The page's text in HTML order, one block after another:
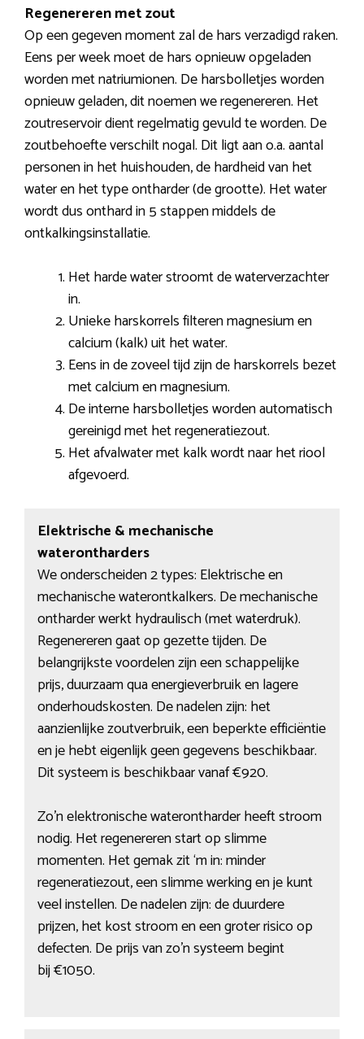
Regenereren met zout
Op een gegeven moment zal de hars verzadigd raken.
Eens per week moet de hars opnieuw opgeladen
worden met natriumionen. De harsbolletjes worden
opnieuw geladen, dit noemen we regenereren. Het
zoutreservoir dient regelmatig gevuld te worden. De
zoutbehoefte verschilt nogal. Dit ligt aan o.a. aantal
personen in het huishouden, de hardheid van het
water en het type ontharder (de grootte). Het water
wordt dus onthard in 5 stappen middels de
ontkalkingsinstallatie.
Het harde water stroomt de waterverzachter
in.
Unieke harskorrels filteren magnesium en
calcium (kalk) uit het water.
Eens in de zoveel tijd zijn de harskorrels bezet
met calcium en magnesium.
De interne harsbolletjes worden automatisch
gereinigd met het regeneratiezout.
Het afvalwater met kalk wordt naar het riool
afgevoerd.
Elektrische & mechanische
waterontharders
We onderscheiden 2 types: Elektrische en
mechanische waterontkalkers. De mechanische
ontharder werkt hydraulisch (met waterdruk).
Regenereren gaat op gezette tijden. De
belangrijkste voordelen zijn een schappelijke
prijs, duurzaam qua energieverbruik en lagere
onderhoudskosten. De nadelen zijn: het
aanzienlijke zoutverbruik, een beperkte efficiëntie
en je hebt eigenlijk geen gegevens beschikbaar.
Dit systeem is beschikbaar vanaf €920.
Zo’n elektronische waterontharder heeft stroom
nodig. Het regenereren start op slimme
momenten. Het gemak zit ‘m in: minder
regeneratiezout, een slimme werking en je kunt
veel instellen. De nadelen zijn: de duurdere
prijzen, het kost stroom en een groter risico op
defecten. De prijs van zo’n systeem begint
bij €1050.